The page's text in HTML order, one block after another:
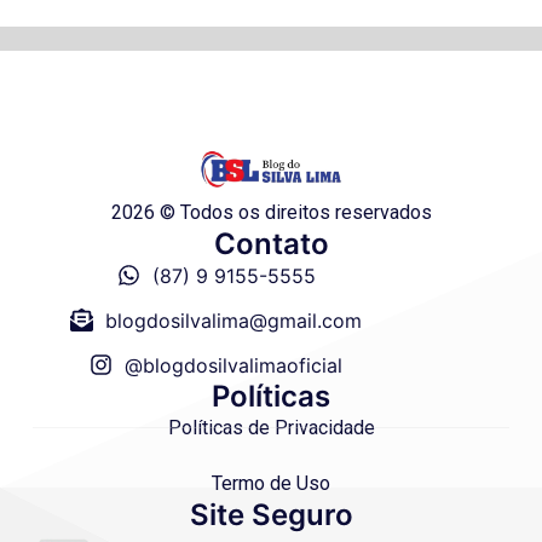
2026 © Todos os direitos reservados
Contato
(87) 9 9155-5555
blogdosilvalima@gmail.com
@blogdosilvalimaoficial
Políticas
Políticas de Privacidade
Termo de Uso
Site Seguro